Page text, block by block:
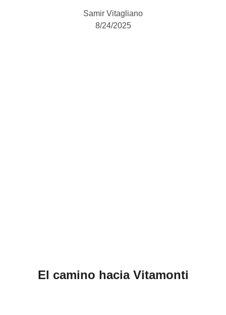
Samir Vitagliano
8/24/2025
El camino hacia Vitamonti